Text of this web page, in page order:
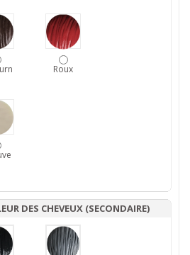
Roux
DES CHEVEUX (SECONDAIRE)